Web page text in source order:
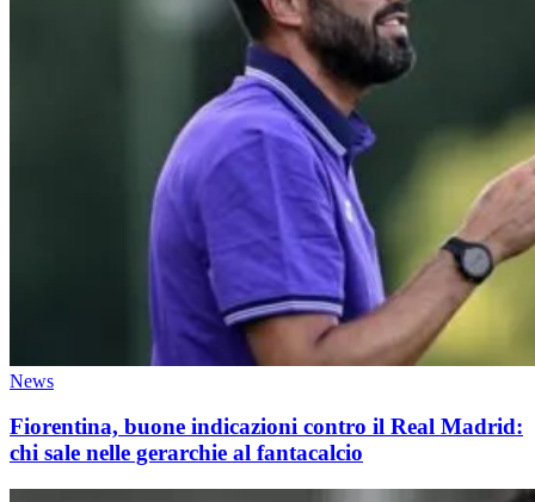
News
Fiorentina, buone indicazioni contro il Real Madrid:
chi sale nelle gerarchie al fantacalcio